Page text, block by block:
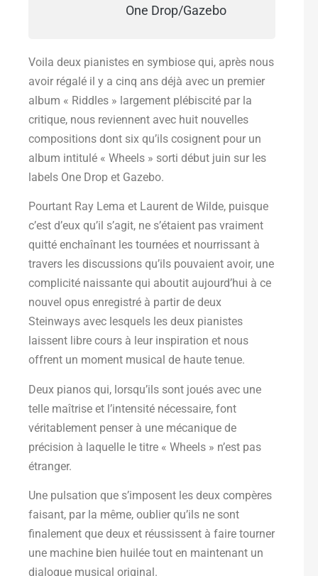
One Drop/Gazebo
Voila deux pianistes en symbiose qui, après nous
avoir régalé il y a cinq ans déjà avec un premier
album « Riddles » largement plébiscité par la
critique, nous reviennent avec huit nouvelles
compositions dont six qu’ils cosignent pour un
album intitulé « Wheels » sorti début juin sur les
labels One Drop et Gazebo.
Pourtant Ray Lema et Laurent de Wilde, puisque
c’est d’eux qu’il s’agit, ne s’étaient pas vraiment
quitté enchaînant les tournées et nourrissant à
travers les discussions qu’ils pouvaient avoir, une
complicité naissante qui aboutit aujourd’hui à ce
nouvel opus enregistré à partir de deux
Steinways avec lesquels les deux pianistes
laissent libre cours à leur inspiration et nous
offrent un moment musical de haute tenue.
Deux pianos qui, lorsqu’ils sont joués avec une
telle maîtrise et l’intensité nécessaire, font
véritablement penser à une mécanique de
précision à laquelle le titre « Wheels » n’est pas
étranger.
Une pulsation que s’imposent les deux compères
faisant, par la même, oublier qu’ils ne sont
finalement que deux et réussissent à faire tourner
une machine bien huilée tout en maintenant un
dialogue musical original.